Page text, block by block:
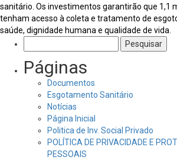
sanitário. Os investimentos garantirão que 1,1
tenham acesso à coleta e tratamento de
saúde, dignidade humana e qualidade de vida.
por:
Páginas
Documentos
Esgotamento Sanitário
Notícias
Página Inicial
Politica de Inv. Social Privado
POLÍTICA DE PRIVACIDADE E
PESSOAIS